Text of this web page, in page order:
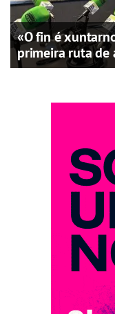
«O fin é
primeira ruta de